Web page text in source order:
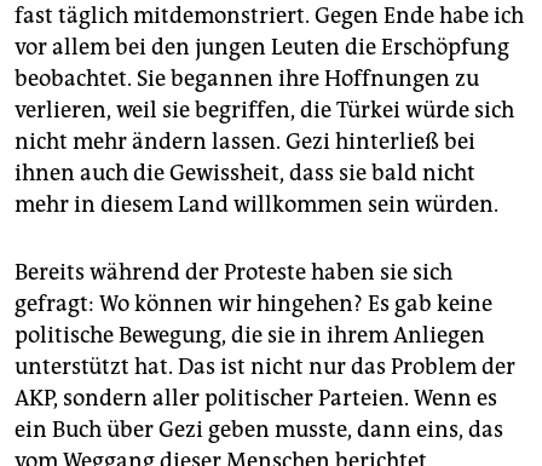
fast täglich mitdemonstriert. Gegen Ende habe ich
vor allem bei den jungen Leuten die Erschöpfung
beobachtet. Sie begannen ihre Hoffnungen zu
verlieren, weil sie begriffen, die Türkei würde sich
nicht mehr ändern lassen. Gezi hinterließ bei
ihnen auch die Gewissheit, dass sie bald nicht
mehr in diesem Land willkommen sein würden.
Bereits während der Proteste haben sie sich
gefragt: Wo können wir hingehen? Es gab keine
politische Bewegung, die sie in ihrem Anliegen
unterstützt hat. Das ist nicht nur das Problem der
AKP, sondern aller politischer Parteien. Wenn es
ein Buch über Gezi geben musste, dann eins, das